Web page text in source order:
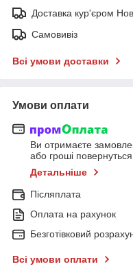
Доставка кур'єром
Самовивіз
Всі умови доставки
Умови оплати
Ви отримаєте
або гроші
Детальніше
Післяплата
Оплата на рахунок
Безготівковий
Всі умови оплати